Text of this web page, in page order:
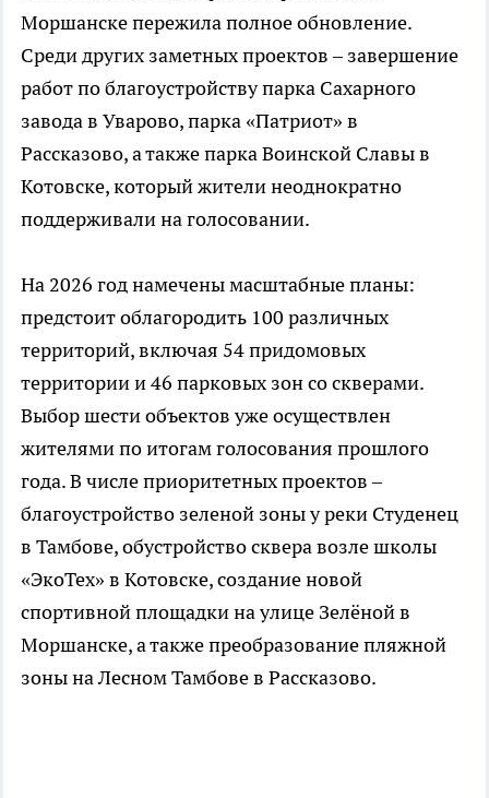
Моршанске пережила полное обновление.
Среди других заметных проектов – завершение
работ по благоустройству парка Сахарного
завода в Уварово, парка «Патриот» в
Рассказово, а также парка Воинской Славы в
Котовске, который жители неоднократно
поддерживали на голосовании.
На 2026 год намечены масштабные планы:
предстоит облагородить 100 различных
территорий, включая 54 придомовых
территории и 46 парковых зон со скверами.
Выбор шести объектов уже осуществлен
жителями по итогам голосования прошлого
года. В числе приоритетных проектов –
благоустройство зеленой зоны у реки Студенец
в Тамбове, обустройство сквера возле школы
«ЭкоТех» в Котовске, создание новой
спортивной площадки на улице Зелёной в
Моршанске, а также преобразование пляжной
зоны на Лесном Тамбове в Рассказово.